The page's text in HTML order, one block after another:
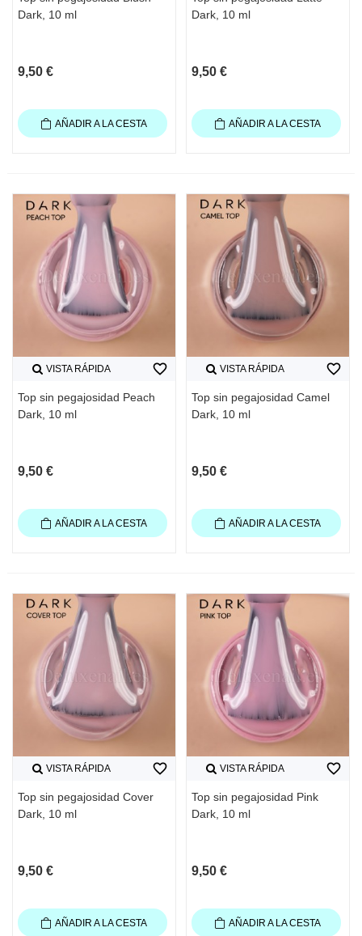
Dark, 10 ml
9,50 €
AÑADIR A LA CESTA
Dark, 10 ml
9,50 €
AÑADIR A LA CESTA
VISTA RÁPIDA
Top sin pegajosidad Peach
Dark, 10 ml
9,50 €
favorite_border
AÑADIR A LA CESTA
VISTA RÁPIDA
Top sin pegajosidad Camel
Dark, 10 ml
9,50 €
favorite_border
AÑADIR A LA CESTA
VISTA RÁPIDA
Top sin pegajosidad Cover
Dark, 10 ml
9,50 €
favorite_border
AÑADIR A LA CESTA
VISTA RÁPIDA
Top sin pegajosidad Pink
Dark, 10 ml
9,50 €
favorite_border
AÑADIR A LA CESTA